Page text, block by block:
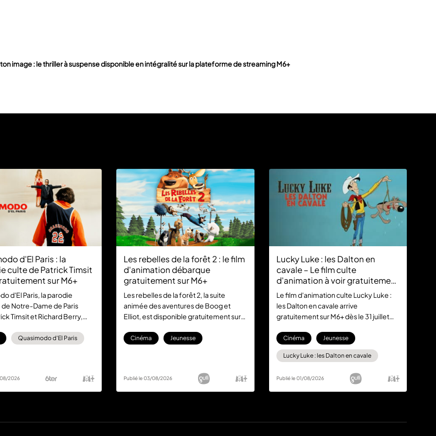
image : le thriller à suspense disponible en intégralité sur la plateforme de streaming M6+
d'El Paris : la
culte de Patrick Timsit
sur M6+
d'El Paris, la parodie
Notre-Dame de Paris
Timsit et Richard Berry,
est à (re)découvrir
Quasimodo d'El Paris
2026
Les rebelles de la forêt 2 : le film
d'animation débarque
gratuitement sur M6+
Les rebelles de la forêt 2, la suite
animée des aventures de Boog et
Elliot, est disponible gratuitement sur
découvrir sans abonnement.
Cinéma Jeunesse
Publié le 03/08/2026
Lucky Luke : les Dalton en
cavale – Le film culte
d'animation à voir gratuitement
sur M6+
Le film d'animation culte Lucky Luke :
les Dalton en cavale arrive
gratuitement sur M6+ dès le 31 juillet
et les célèbres frères Dalton dans une
aventure hilarante, sans aucun
abonnement.
Cinéma Jeunesse
Lucky Luke : les Dalton en cavale
Publié le 01/08/2026